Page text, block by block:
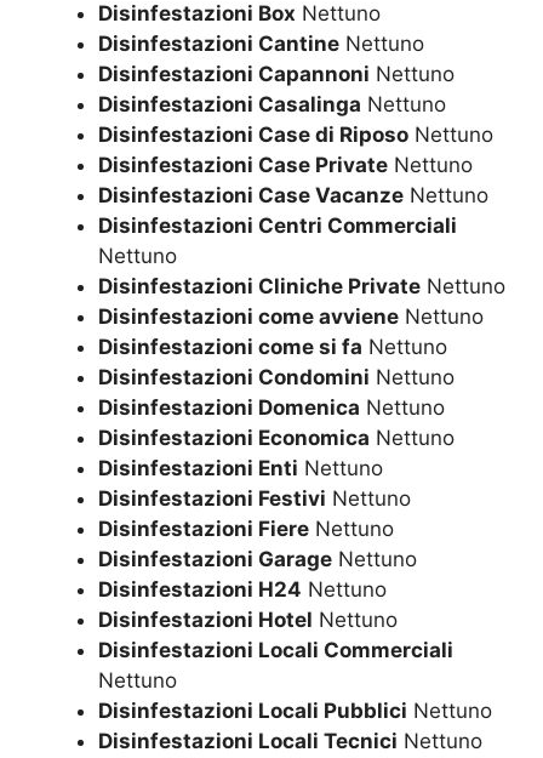
Disinfestazioni Box Nettuno
Disinfestazioni Cantine Nettuno
Disinfestazioni Capannoni Nettuno
Disinfestazioni Casalinga Nettuno
Disinfestazioni Case di Riposo Nettuno
Disinfestazioni Case Private Nettuno
Disinfestazioni Case Vacanze Nettuno
Disinfestazioni Centri Commerciali
Nettuno
Disinfestazioni Cliniche Private Nettuno
Disinfestazioni come avviene Nettuno
Disinfestazioni come si fa Nettuno
Disinfestazioni Condomini Nettuno
Disinfestazioni Domenica Nettuno
Disinfestazioni Economica Nettuno
Disinfestazioni Enti Nettuno
Disinfestazioni Festivi Nettuno
Disinfestazioni Fiere Nettuno
Disinfestazioni Garage Nettuno
Disinfestazioni H24 Nettuno
Disinfestazioni Hotel Nettuno
Disinfestazioni Locali Commerciali
Nettuno
Disinfestazioni Locali Pubblici Nettuno
Disinfestazioni Locali Tecnici Nettuno